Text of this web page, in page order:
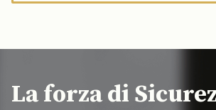
La forza di